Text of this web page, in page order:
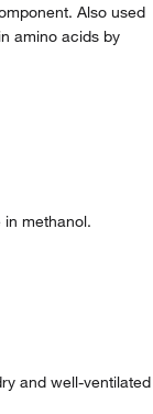
Also used
amino acids by
methanol.
and well-ventilated